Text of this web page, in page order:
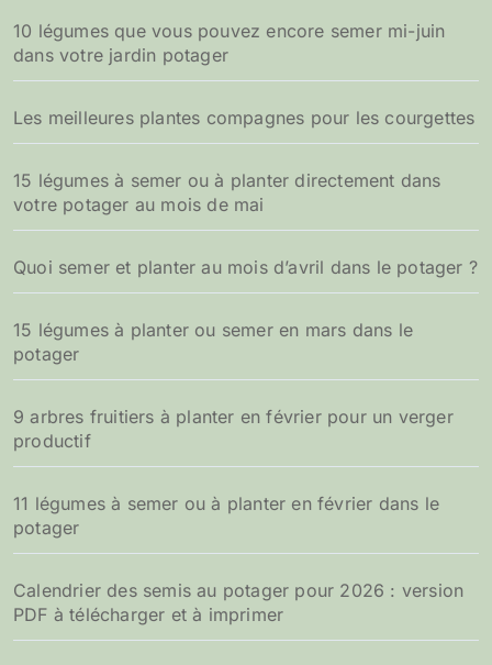
10 légumes que vous pouvez encore semer mi-juin
dans votre jardin potager
Les meilleures plantes compagnes pour les courgettes
15 légumes à semer ou à planter directement dans
votre potager au mois de mai
Quoi semer et planter au mois d’avril dans le potager ?
15 légumes à planter ou semer en mars dans le
potager
9 arbres fruitiers à planter en février pour un verger
productif
11 légumes à semer ou à planter en février dans le
potager
Calendrier des semis au potager pour 2026 : version
PDF à télécharger et à imprimer